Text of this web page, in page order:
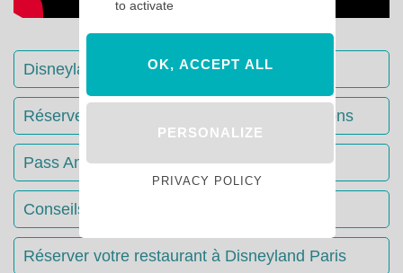
Disneyland Paris : Le guide complet
Réserver votre séjour : toutes les informations
Pass Annuels Disney : informations
Conseils & Astuces Disneyland Paris
Réserver votre restaurant à Disneyland Paris
to activate
OK, ACCEPT ALL
PERSONALIZE
PRIVACY POLICY